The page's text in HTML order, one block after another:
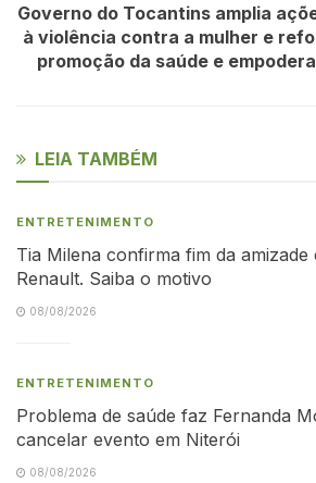
Governo do Tocantins amplia
à violência contra a mulher e
promoção da saúde e
LEIA TAMBÉM
ENTRETENIMENTO
Tia Milena confirma fim da amizade
Renault. Saiba o motivo
08/08/2026
ENTRETENIMENTO
Problema de saúde faz Fernanda
cancelar evento em Niterói
08/08/2026